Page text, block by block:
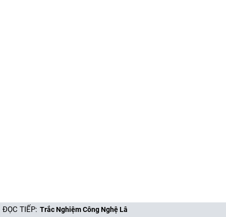
ĐỌC TIẾP: T​r​ắ​c​ ​N​g​h​i​ệ​m​ ​C​ô​n​g​ ​N​g​h​ệ​ ​L​â​m​ ​N​g​h​i​ệ​p​ ​T​h​ủ​y​ ​S​ả​n​ ​